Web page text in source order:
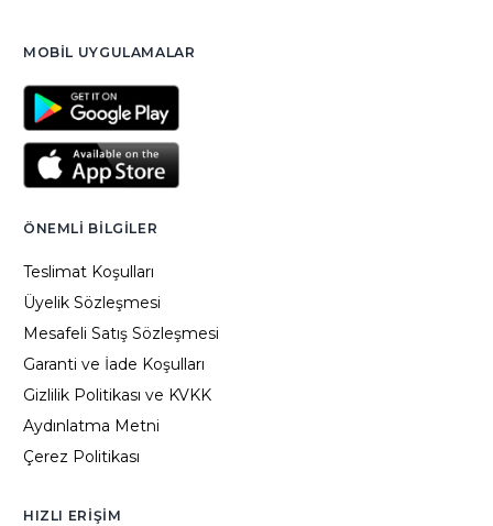
MOBIL UYGULAMALAR
ÖNEMLI BILGILER
Teslimat Koşulları
Üyelik Sözleşmesi
Mesafeli Satış Sözleşmesi
Garanti ve İade Koşulları
Gizlilik Politikası ve KVKK
Aydınlatma Metni
Çerez Politikası
HIZLI ERIŞIM